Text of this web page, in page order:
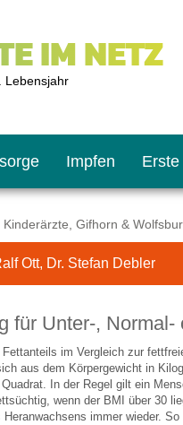
IM NETZ
Lebensjahr
Impfen
Gifhorn &
Ott, Dr. Stefan Debler
für Unter-, Normal-
im Vergleich zur
aus dem Körpergewicht in
In der Regel gilt ein
wenn der BMI über 30
immer wieder.